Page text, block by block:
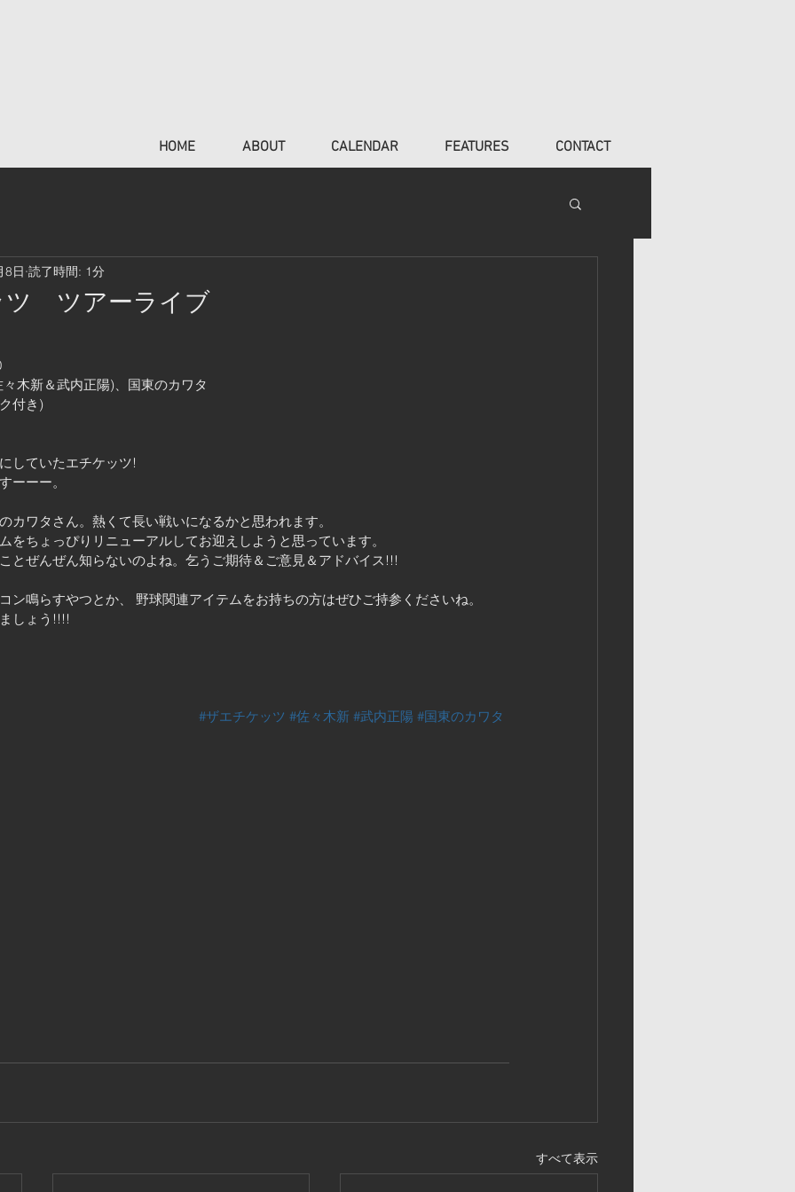
HOME ABOUT CALENDAR FEATURES CONTACT
ツ ツアーライブ
8日 読了時間: 1分
木新＆武内正陽)、国東のカワタ
付き)
していたエチケッツ!
ーーー。
カワタさん。熱くて長い戦いになるかと思われます。
をちょっぴりリニューアルしてお迎えしようと思っています。
とぜんぜん知らないのよね。乞うご期待＆ご意見＆アドバイス!!!
ン鳴らすやつとか、 野球関連アイテムをお持ちの方はぜひご持参くださいね。
しょう!!!!
#ザエチケッツ #佐々木新 #武内正陽 #国東のカワタ
すべて表示